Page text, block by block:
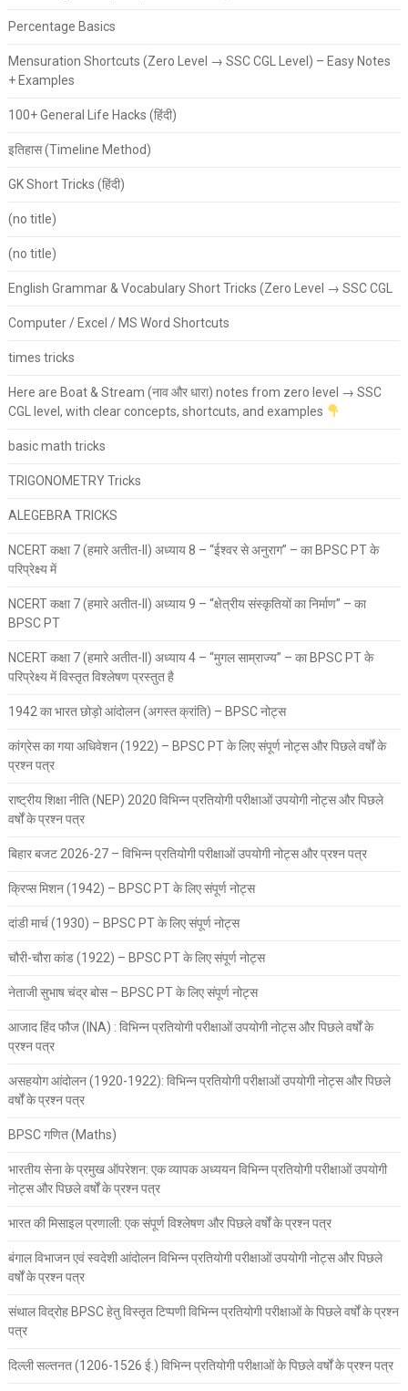
Percentage Basics
Mensuration Shortcuts (Zero Level → SSC CGL Level) – Easy Notes
+ Examples
100+ General Life Hacks (हिंदी)
इतिहास (Timeline Method)
GK Short Tricks (हिंदी)
(no title)
(no title)
English Grammar & Vocabulary Short Tricks (Zero Level → SSC CGL
Computer / Excel / MS Word Shortcuts
times tricks
Here are Boat & Stream (नाव और धारा) notes from zero level → SSC
CGL level, with clear concepts, shortcuts, and examples
basic math tricks
TRIGONOMETRY Tricks
ALEGEBRA TRICKS
NCERT कक्षा 7 (हमारे अतीत-II) अध्याय 8 – “ईश्वर से अनुराग” – का BPSC PT के
परिप्रेक्ष्य में
NCERT कक्षा 7 (हमारे अतीत-II) अध्याय 9 – “क्षेत्रीय संस्कृतियों का निर्माण” – का
BPSC PT
NCERT कक्षा 7 (हमारे अतीत-II) अध्याय 4 – “मुगल साम्राज्य” – का BPSC PT के
परिप्रेक्ष्य में विस्तृत विश्लेषण प्रस्तुत है
1942 का भारत छोड़ो आंदोलन (अगस्त क्रांति) – BPSC नोट्स
कांग्रेस का गया अधिवेशन (1922) – BPSC PT के लिए संपूर्ण नोट्स और पिछले वर्षों के
प्रश्न पत्र
राष्ट्रीय शिक्षा नीति (NEP) 2020 विभिन्न प्रतियोगी परीक्षाओं उपयोगी नोट्स और पिछले
वर्षों के प्रश्न पत्र
बिहार बजट 2026-27 – विभिन्न प्रतियोगी परीक्षाओं उपयोगी नोट्स और प्रश्न पत्र
क्रिप्स मिशन (1942) – BPSC PT के लिए संपूर्ण नोट्स
दांडी मार्च (1930) – BPSC PT के लिए संपूर्ण नोट्स
चौरी-चौरा कांड (1922) – BPSC PT के लिए संपूर्ण नोट्स
नेताजी सुभाष चंद्र बोस – BPSC PT के लिए संपूर्ण नोट्स
आजाद हिंद फौज (INA) : विभिन्न प्रतियोगी परीक्षाओं उपयोगी नोट्स और पिछले वर्षों के
प्रश्न पत्र
असहयोग आंदोलन (1920-1922): विभिन्न प्रतियोगी परीक्षाओं उपयोगी नोट्स और पिछले
वर्षों के प्रश्न पत्र
BPSC गणित (Maths)
भारतीय सेना के प्रमुख ऑपरेशन: एक व्यापक अध्ययन विभिन्न प्रतियोगी परीक्षाओं उपयोगी
नोट्स और पिछले वर्षों के प्रश्न पत्र
भारत की मिसाइल प्रणाली: एक संपूर्ण विश्लेषण और पिछले वर्षों के प्रश्न पत्र
बंगाल विभाजन एवं स्वदेशी आंदोलन विभिन्न प्रतियोगी परीक्षाओं उपयोगी नोट्स और पिछले
वर्षों के प्रश्न पत्र
संथाल विद्रोह BPSC हेतु विस्तृत टिप्पणी विभिन्न प्रतियोगी परीक्षाओं के पिछले वर्षों के प्रश्न
पत्र
दिल्ली सल्तनत (1206-1526 ई.) विभिन्न प्रतियोगी परीक्षाओं के पिछले वर्षों के प्रश्न पत्र